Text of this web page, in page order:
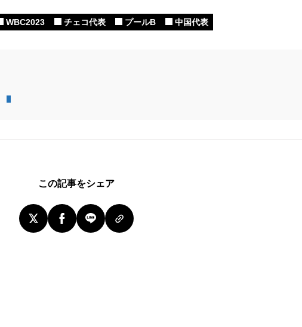
WBC2023 チェコ代表 プールB 中国代表
この記事をシェア